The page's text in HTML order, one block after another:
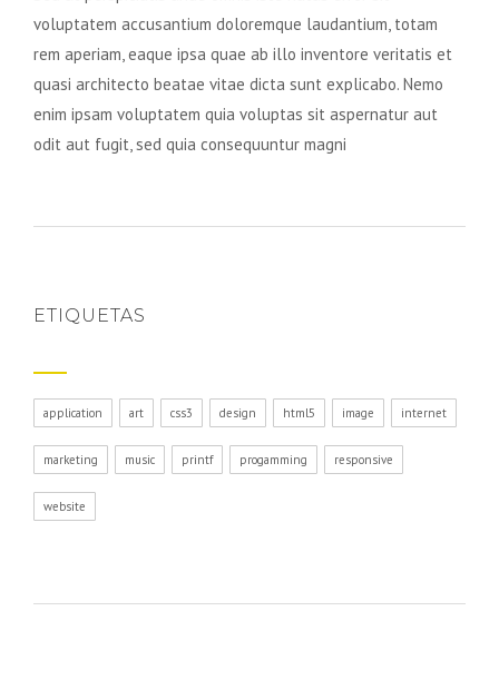
voluptatem accusantium doloremque laudantium, totam
rem aperiam, eaque ipsa quae ab illo inventore veritatis et
quasi architecto beatae vitae dicta sunt explicabo. Nemo
enim ipsam voluptatem quia voluptas sit aspernatur aut
odit aut fugit, sed quia consequuntur magni
ETIQUETAS
application art css3 design html5 image internet
marketing music printf progamming responsive
website